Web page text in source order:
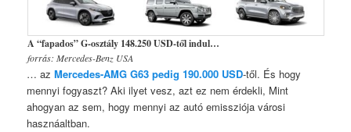
A “fapados” G-osztály 148.250 USD-től indul…
forrás: Mercedes-Benz USA
… azMercedes-AMG G63 pedig 190.000 USD-től. És hogy
mennyi fogyaszt? Aki ilyet vesz, azt ez nem érdekli, Mint
ahogyan az sem, hogy mennyi az autó emissziója városi
hasznáaltban.